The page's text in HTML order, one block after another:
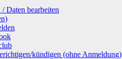
Daten bearbeiten
kündigen (ohne Anmeldung)